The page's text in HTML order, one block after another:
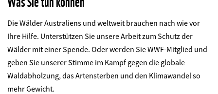
Die Wälder Australiens und weltweit brauchen nach wie vor
Ihre Hilfe. Unterstützen Sie unsere Arbeit zum Schutz der
Wälder mit einer Spende. Oder werden Sie WWF-Mitglied und
geben Sie unserer Stimme im Kampf gegen die globale
Waldabholzung, das Artensterben und den Klimawandel so
mehr Gewicht.